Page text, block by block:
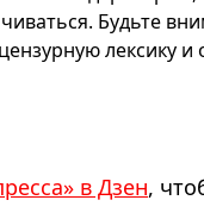
Будьте
лексику и
в Дзен,